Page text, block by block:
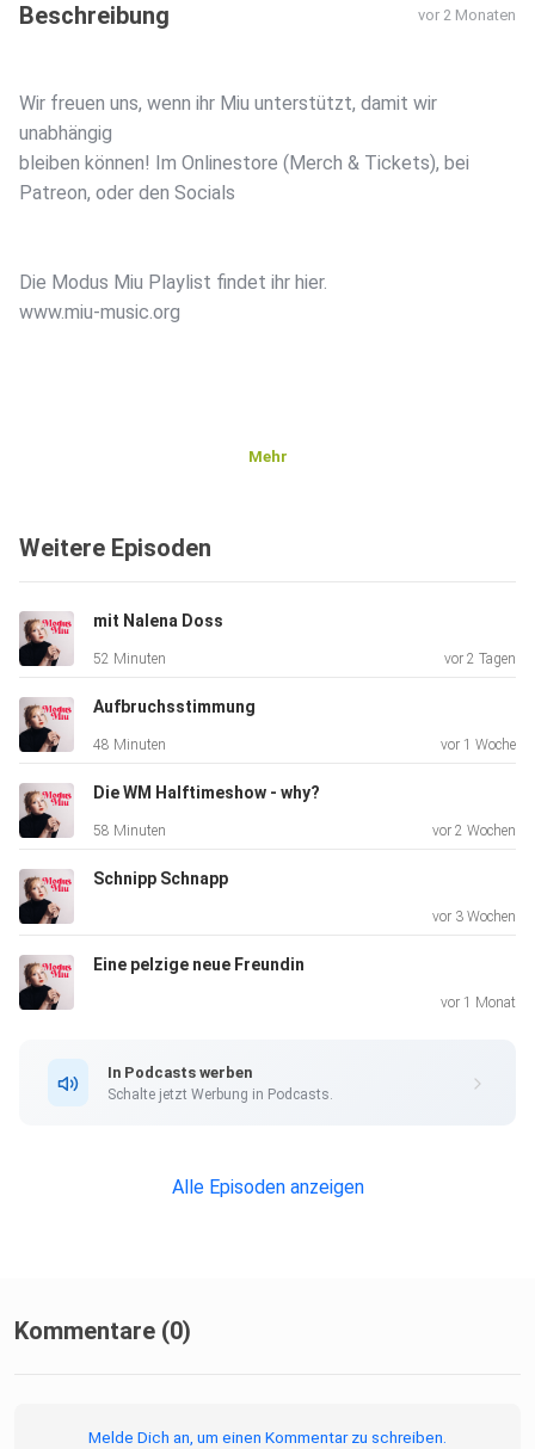
Beschreibung vor 2 Monaten
Wir freuen uns, wenn ihr Miu unterstützt, damit wir
unabhängig
bleiben können! Im Onlinestore (Merch & Tickets), bei
Patreon, oder den Socials
Die Modus Miu Playlist findet ihr hier.
www.miu-music.org
Mehr
Weitere Episoden
mit Nalena Doss
52 Minuten vor 2 Tagen
Aufbruchsstimmung
48 Minuten vor 1 Woche
Die WM Halftimeshow - why?
58 Minuten vor 2 Wochen
Schnipp Schnapp
vor 3 Wochen
Eine pelzige neue Freundin
vor 1 Monat
In Podcasts werben
Schalte jetzt Werbung in Podcasts.
Alle Episoden anzeigen
Kommentare (0)
Melde Dich an, um einen Kommentar zu schreiben.